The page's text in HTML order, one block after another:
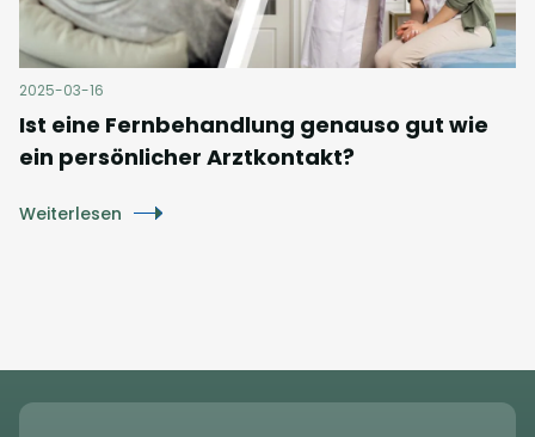
2025-03-16
Ist eine Fernbehandlung genauso gut wie
ein persönlicher Arztkontakt?
Weiterlesen